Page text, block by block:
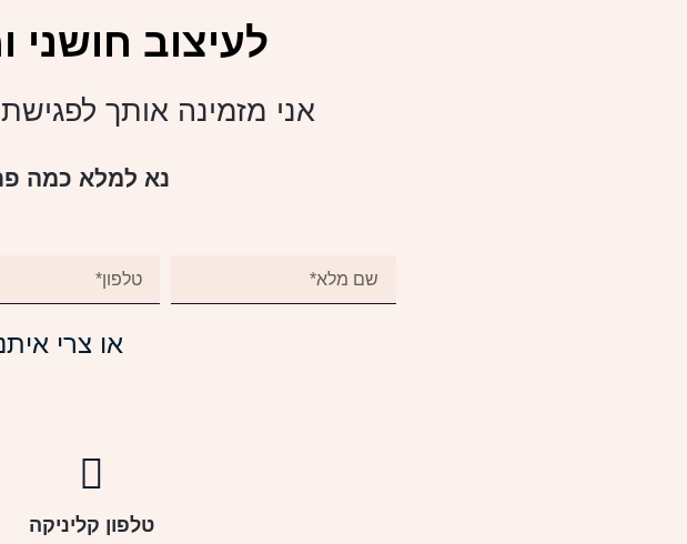
לעיצוב
אני מזמינה אותך לפגישת
נא למלא כמה
או צרי
טלפון קליניקה